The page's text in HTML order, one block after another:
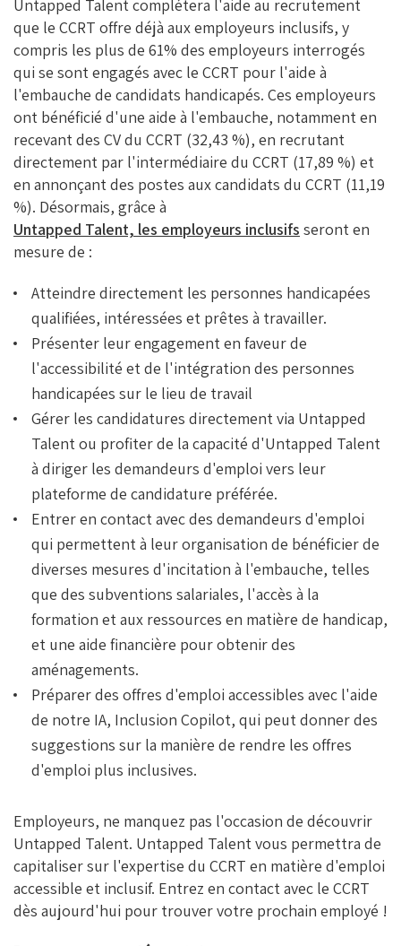
Untapped Talent complétera l'aide au recrutement
que le CCRT offre déjà aux employeurs inclusifs, y
compris les plus de 61% des employeurs interrogés
qui se sont engagés avec le CCRT pour l'aide à
l'embauche de candidats handicapés. Ces employeurs
ont bénéficié d'une aide à l'embauche, notamment en
recevant des CV du CCRT (32,43 %), en recrutant
directement par l'intermédiaire du CCRT (17,89 %) et
en annonçant des postes aux candidats du CCRT (11,19
%). Désormais, grâce à
Untapped Talent, les employeurs inclusifs seront en
mesure de :
Atteindre directement les personnes handicapées
qualifiées, intéressées et prêtes à travailler.
Présenter leur engagement en faveur de
l'accessibilité et de l'intégration des personnes
handicapées sur le lieu de travail
Gérer les candidatures directement via Untapped
Talent ou profiter de la capacité d'Untapped Talent
à diriger les demandeurs d'emploi vers leur
plateforme de candidature préférée.
Entrer en contact avec des demandeurs d'emploi
qui permettent à leur organisation de bénéficier de
diverses mesures d'incitation à l'embauche, telles
que des subventions salariales, l'accès à la
formation et aux ressources en matière de handicap,
et une aide financière pour obtenir des
aménagements.
Préparer des offres d'emploi accessibles avec l'aide
de notre IA, Inclusion Copilot, qui peut donner des
suggestions sur la manière de rendre les offres
d'emploi plus inclusives.
Employeurs, ne manquez pas l'occasion de découvrir
Untapped Talent. Untapped Talent vous permettra de
capitaliser sur l'expertise du CCRT en matière d'emploi
accessible et inclusif. Entrez en contact avec le CCRT
dès aujourd'hui pour trouver votre prochain employé !